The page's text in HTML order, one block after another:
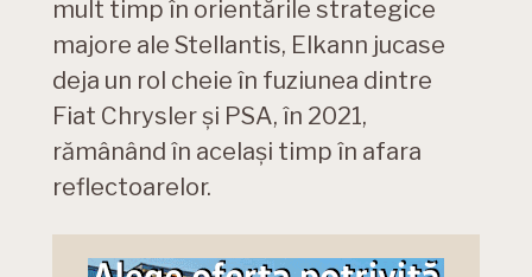
mult timp în orientările strategice
majore ale Stellantis, Elkann jucase
deja un rol cheie în fuziunea dintre
Fiat Chrysler și PSA, în 2021,
rămânând în același timp în afara
reflectoarelor.